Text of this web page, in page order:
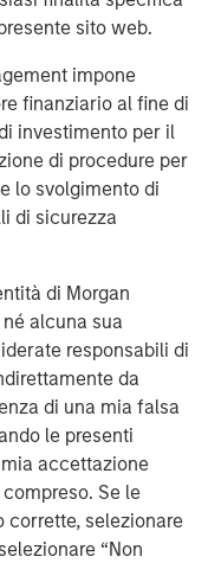
sito web.
impone
finanziario al fine di
investimento per il
di procedure per
lo svolgimento di
di sicurezza
di Morgan
alcuna sua
responsabili di
da
di una mia falsa
le presenti
accettazione
Se le
selezionare
“Non
managers and
portfolio
AlpInvest
York, Amsterdam,
For more information,
of Morgan Stanley
credit platform
private credit
Europe. The
invests across the
term loans,
equity and
further information,
private-credit